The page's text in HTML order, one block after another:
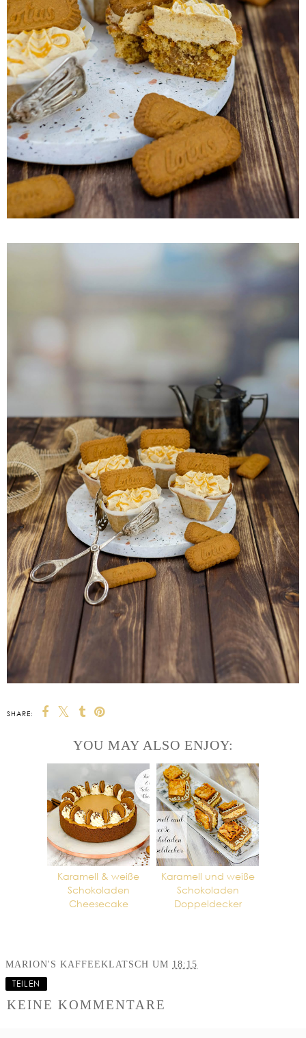
SHARE:
YOU MAY ALSO ENJOY:
Karamell & weiße
Schokoladen
Cheesecake
Karamell und weiße
Schokoladen
Doppeldecker
MARION'S KAFFEEKLATSCH UM 18:15
TEILEN
KEINE KOMMENTARE